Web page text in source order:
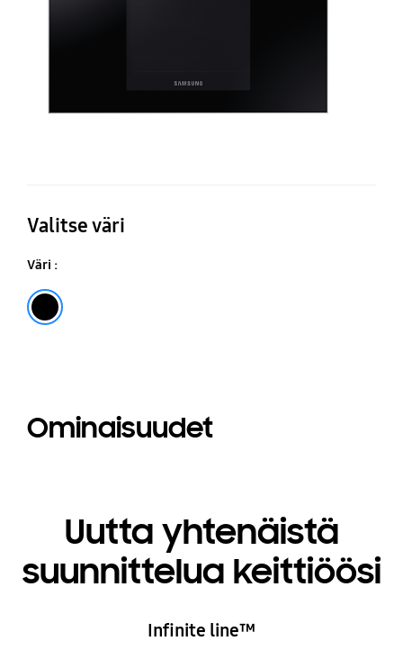
Valitse väri
Väri :
Ominaisuudet
Uutta yhtenäistä
suunnittelua keittiöösi
Infinite line™